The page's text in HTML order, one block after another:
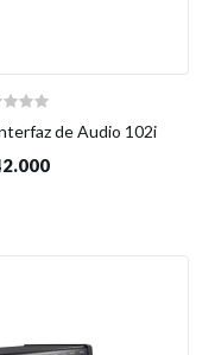
de Audio 102i